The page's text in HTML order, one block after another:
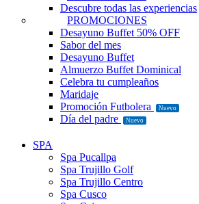
Descubre todas las experiencias
PROMOCIONES
Desayuno Buffet 50% OFF
Sabor del mes
Desayuno Buffet
Almuerzo Buffet Dominical
Celebra tu cumpleaños
Maridaje
Promoción Futbolera
Nuevo
Día del padre Nuevo
SPA
Spa Pucallpa
Spa Trujillo Golf
Spa Trujillo Centro
Spa Cusco